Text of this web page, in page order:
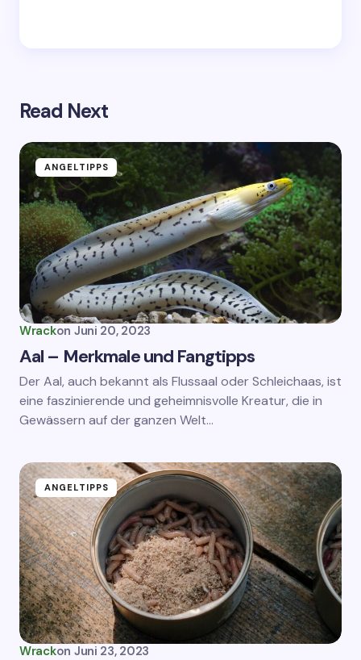
Read Next
ANGELTIPPS
Wrackon Juni 20, 2023
Aal – Merkmale und Fangtipps
Der Aal, auch bekannt als Flussaal oder Schleichaas, ist
eine faszinierende und geheimnisvolle Kreatur, die in
Gewässern auf der ganzen Welt…
ANGELTIPPS
Wrackon Juni 23, 2023